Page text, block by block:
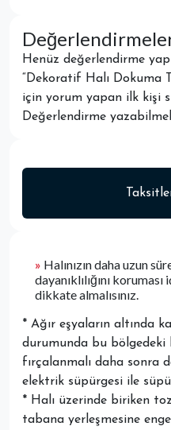
Henüz değerlendirme
“Dekoratif Halı Dokuma
için yorum yapan ilk kişi
Değerlendirme
» Halınızın daha uzun
dayanıklılığını
dikkate almalısınız.
* Ağır eşyaların altında
durumunda bu bölgedeki
fırçalanmalı daha sonra
elektrik süpürgesi ile
* Halı üzerinde biriken
tabana yerleşmesine